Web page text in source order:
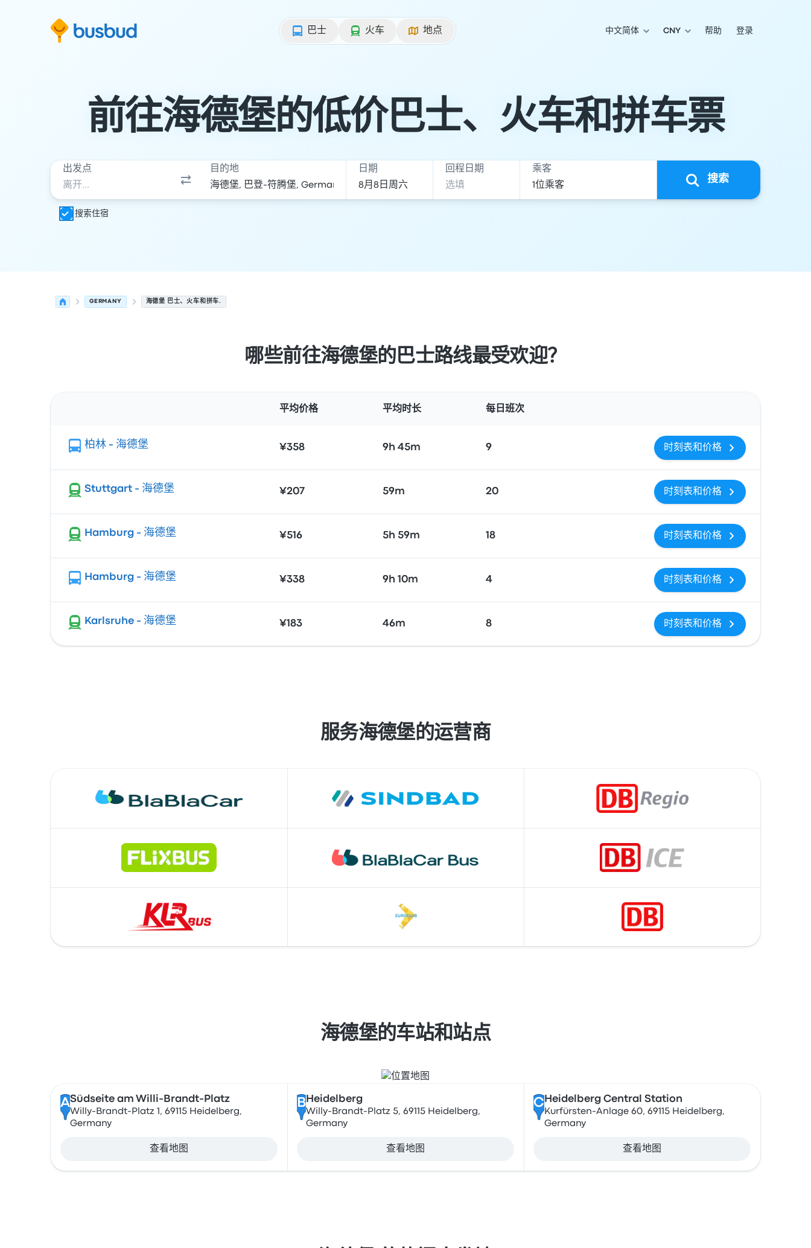
巴士
火车 地点 中文简体 CNY 帮助 登录
前往海德堡的低价巴士、火车和拼车票
出发点 目的地 日期 回程日期 乘客
搜索
搜索住宿
GERMANY 海德堡 巴士、火车和拼车.
哪些前往海德堡的巴士路线最受欢迎？
平均价格 平均时长 每日班次
柏林 - 海德堡 ¥358 9h 45m 9 时刻表和价格
Stuttgart - 海德堡 ¥207 59m 20 时刻表和价格
Hamburg - 海德堡 ¥516 5h 59m 18 时刻表和价格
Hamburg - 海德堡 ¥338 9h 10m 4 时刻表和价格
Karlsruhe - 海德堡 ¥183 46m 8 时刻表和价格
服务海德堡的运营商
海德堡的车站和站点
ASüdseite am Willi-Brandt-Platz
Willy-Brandt-Platz 1, 69115 Heidelberg,
Germany
查看地图
B Heidelberg
Willy-Brandt-Platz 5, 69115 Heidelberg,
Germany
查看地图
CHeidelberg Central Station
Kurfürsten-Anlage 60, 69115 Heidelberg,
Germany
查看地图